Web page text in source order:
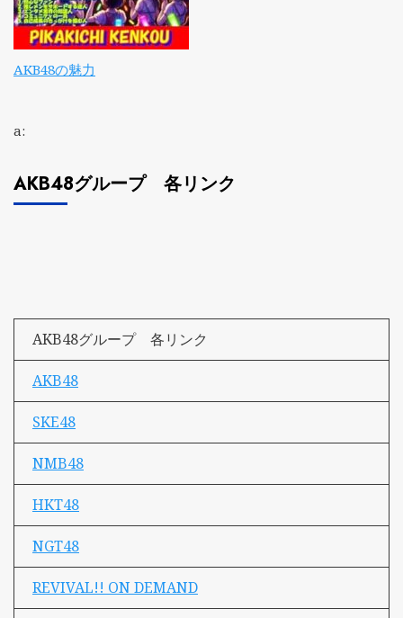
AKB48の魅力
a:
AKB48グループ 各リンク
AKB48グループ 各リンク
AKB48
SKE48
NMB48
HKT48
NGT48
REVIVAL!! ON DEMAND